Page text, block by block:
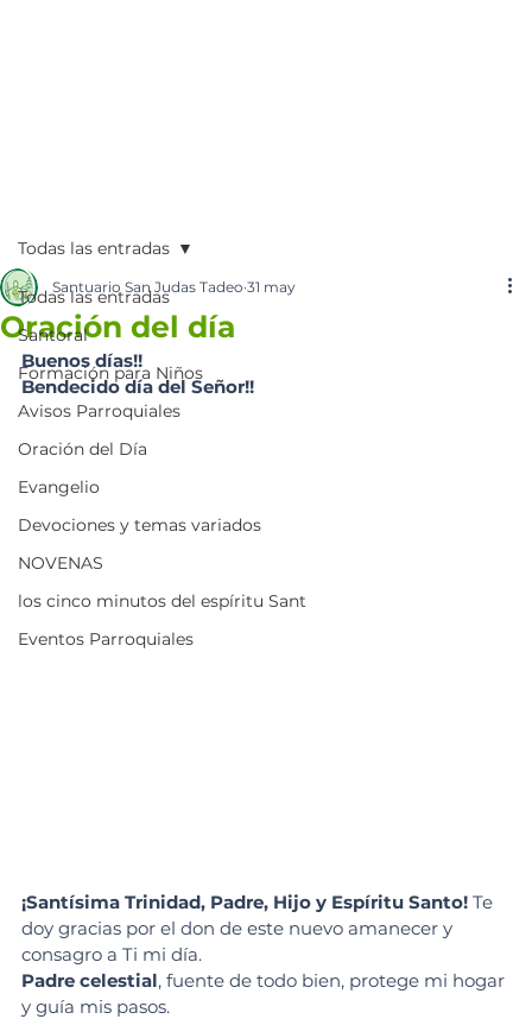
Todas las entradas
Santoral
Formación para Niños
Avisos Parroquiales
Oración del Día
Evangelio
Devociones y temas variados
NOVENAS
los cinco minutos del espíritu Sant
Eventos Parroquiales
Todas las entradas
Oración del día
Santuario San Judas Tadeo 31 may
Buenos días!!
Bendecido día del Señor!!
¡Santísima Trinidad, Padre, Hijo y Espíritu Santo! Te
doy gracias por el don de este nuevo amanecer y
consagro a Ti mi día.
Padre celestial, fuente de todo bien, protege mi hogar
y guía mis pasos.